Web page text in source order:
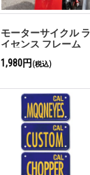
モーターサイクル ラ
イセンス フレーム
1,980円 (税込)